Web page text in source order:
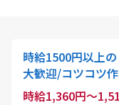
時給1500円以上
大歓迎/コツコツ
時給1,360円～